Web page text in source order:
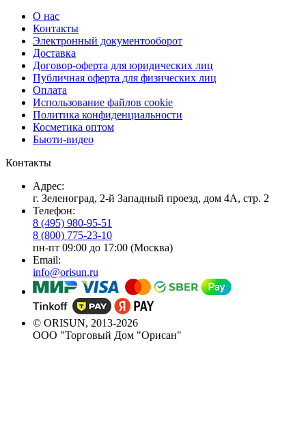
О нас
Контакты
Электронный документооборот
Доставка
Договор-оферта для юридических лиц
Публичная оферта для физических лиц
Оплата
Использование файлов cookie
Политика конфиденциальности
Косметика оптом
Бьюти-видео
Контакты
Адрес:
г. Зеленоград, 2-й Западный проезд, дом 4А, стр. 2
Телефон:
8 (495) 980-95-51
8 (800) 775-23-10
пн-пт 09:00 до 17:00 (Москва)
Email:
info@orisun.ru
© ORISUN, 2013-2026
ООО "Торговый Дом "Орисан"